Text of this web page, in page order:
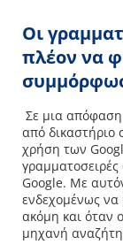
Οι
πλέον να
Σε μια απόφαση
από δικαστήριο
χρήση των
γραμματοσειρές
Google. Με
ενδεχομένως να
ακόμη και όταν
μηχανή